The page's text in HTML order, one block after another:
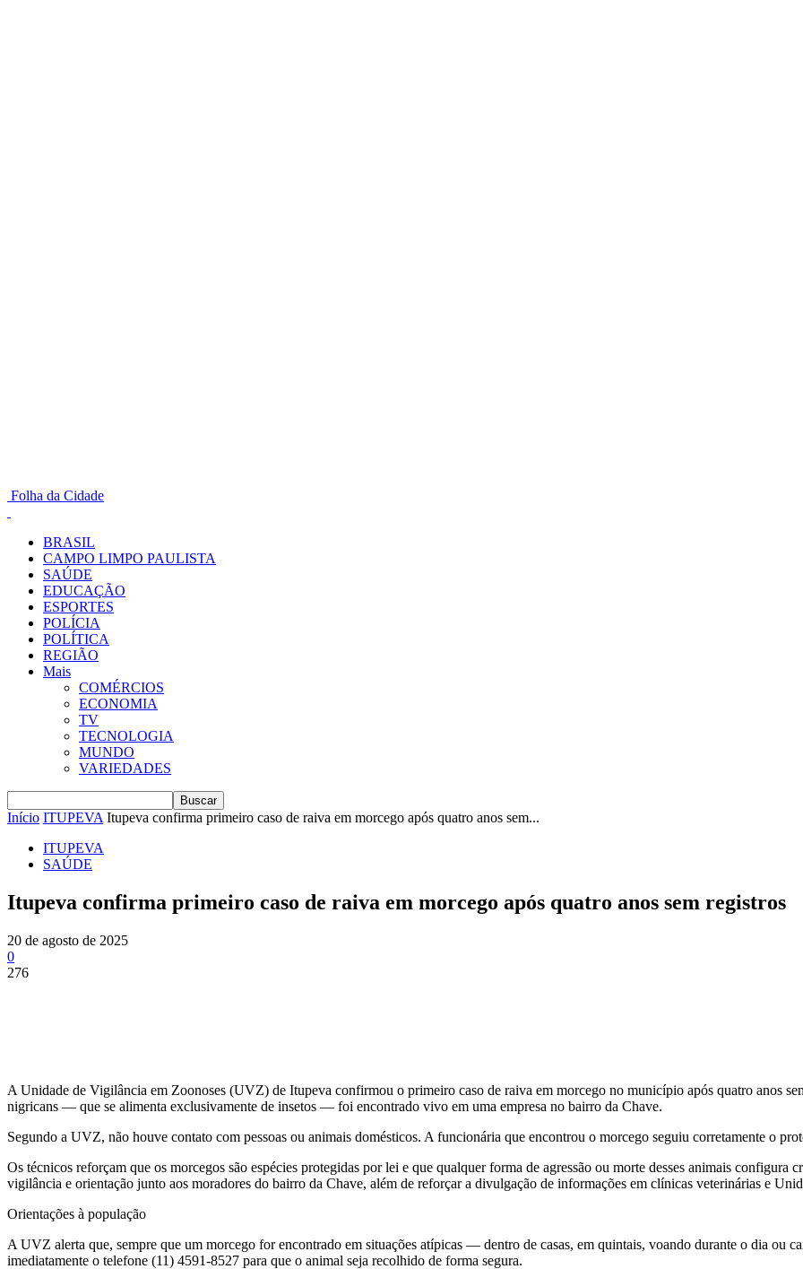
Folha da Cidade
BRASIL
CAMPO LIMPO PAULISTA
SAÚDE
EDUCAÇÃO
ESPORTES
POLÍCIA
POLÍTICA
REGIÃO
Mais
COMÉRCIOS
ECONOMIA
TV
TECNOLOGIA
MUNDO
VARIEDADES
Início ITUPEVA Itupeva confirma primeiro caso de raiva em morcego após quatro anos sem...
ITUPEVA
SAÚDE
Itupeva confirma primeiro caso de raiva em morcego após quatro anos sem registros
20 de agosto de 2025
0
276
A Unidade de Vigilância em Zoonoses (UVZ) de Itupeva confirmou o primeiro caso de raiva em morcego no município após quatro anos
nigricans — que se alimenta exclusivamente de insetos — foi encontrado vivo em uma empresa no bairro da Chave.
Segundo a UVZ, não houve contato com pessoas ou animais domésticos. A funcionária que encontrou o morcego seguiu corretamente o
Os técnicos reforçam que os morcegos são espécies protegidas por lei e que qualquer forma de agressão ou morte desses animais
vigilância e orientação junto aos moradores do bairro da Chave, além de reforçar a divulgação de informações em clínicas veterinárias e
Orientações à população
A UVZ alerta que, sempre que um morcego for encontrado em situações atípicas — dentro de casas, em quintais, voando durante o dia ou
imediatamente o telefone (11) 4591-8527 para que o animal seja recolhido de forma segura.